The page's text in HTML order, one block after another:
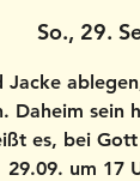
So., 29.
Jacke
Daheim sein
es, bei
29.09. um 17